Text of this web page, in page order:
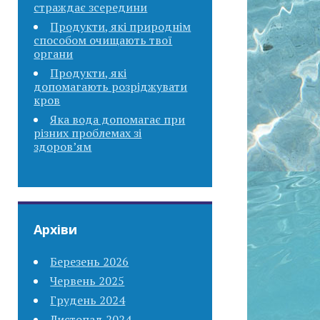
страждає зсередини
Продукти, які природнім
способом очищають твої
органи
Продукти, які
допомагають розріджувати
кров
Яка вода допомагає при
різних проблемах зі
здоров’ям
Архіви
Березень 2026
Червень 2025
Грудень 2024